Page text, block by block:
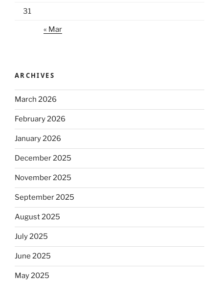
31
« Mar
ARCHIVES
March 2026
February 2026
January 2026
December 2025
November 2025
September 2025
August 2025
July 2025
June 2025
May 2025